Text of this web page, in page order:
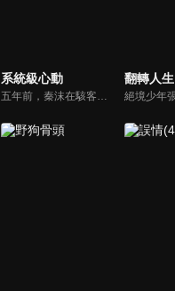
系統級心動
五年前，秦沫在駭客挑戰賽中與蕭氏集團技術負責人蕭南禹交鋒，二人陰差陽錯下秦沫懷了龍鳳胎。五年後，蕭氏內部權力鬥爭升級，唯一知道孩子身世的蕭老爺子，因自己時日無多與秦沫攤牌，要求她證明撫養能力。之後秦沫化名加入蕭氏，與蕭南禹再次相遇。二人從試探到欣賞，情感漸生。
翻轉人生